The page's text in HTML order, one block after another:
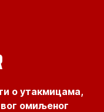
о утакмицама,
омиљеног